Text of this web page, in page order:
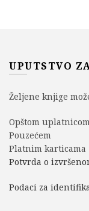
UPUTSTVO
Željene knjige
Opštom
Pouzećem
Platnim karticama
Potvrda o
Podaci za